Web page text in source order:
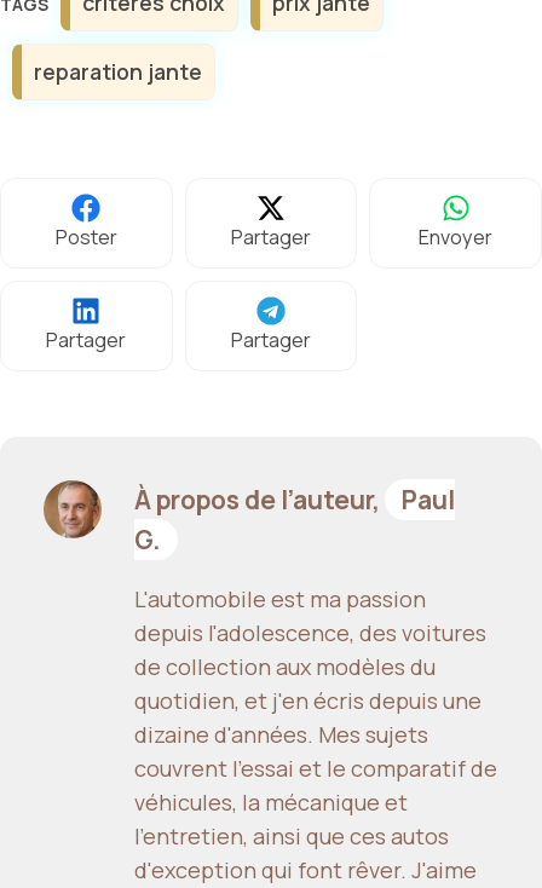
reparation jante
Poster Partager Envoyer
Partager Partager
À propos de l’auteur,
Paul
G.
L'automobile est ma passion
depuis l'adolescence, des voitures
de collection aux modèles du
quotidien, et j'en écris depuis une
dizaine d'années. Mes sujets
couvrent l'essai et le comparatif de
véhicules, la mécanique et
l'entretien, ainsi que ces autos
d'exception qui font rêver. J'aime